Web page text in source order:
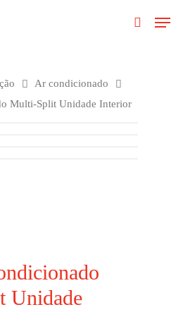
Ar condicionado
Multi-Split Unidade Interior
Unidade